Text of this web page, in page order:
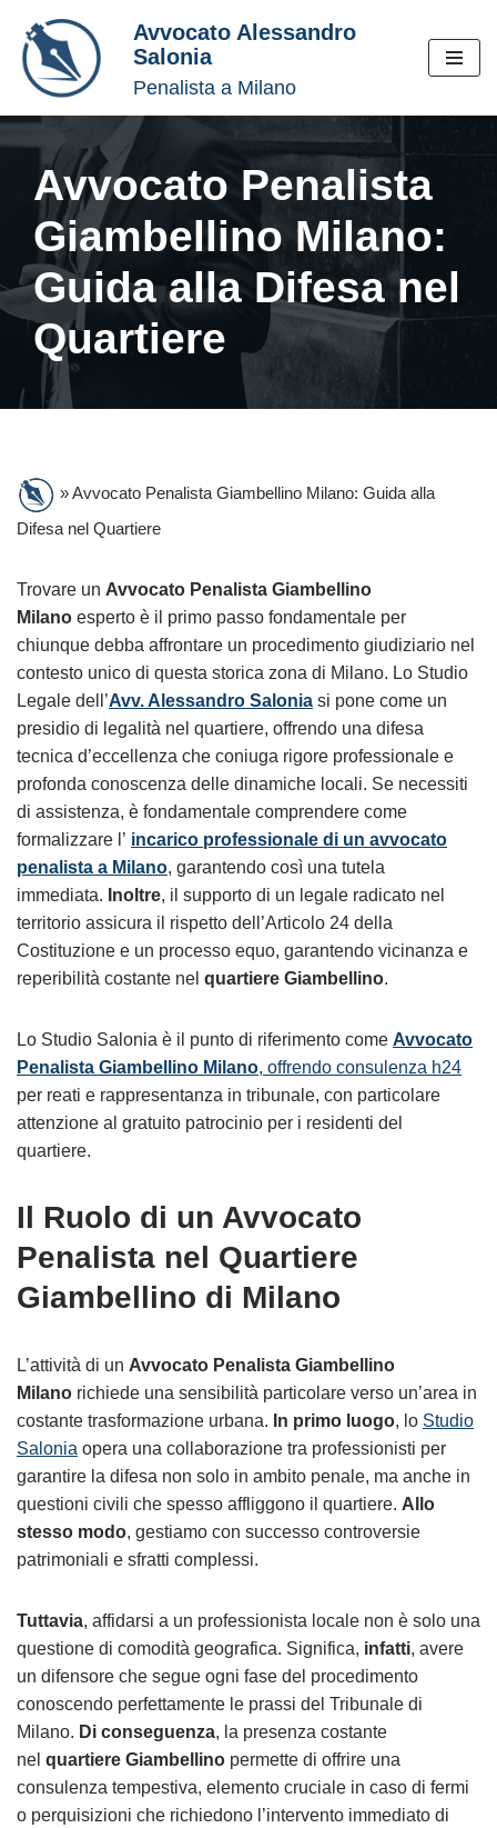
Vai
al
contenuto
Avvocato Alessandro
Salonia
Penalista a Milano
Avvocato Penalista
Giambellino Milano:
Guida alla Difesa nel
Quartiere
»Avvocato Penalista Giambellino Milano: Guida alla
Difesa nel Quartiere
Trovare un Avvocato Penalista Giambellino
Milano esperto è il primo passo fondamentale per
chiunque debba affrontare un procedimento giudiziario nel
contesto unico di questa storica zona di Milano. Lo Studio
Legale dell’Avv. Alessandro Salonia si pone come un
presidio di legalità nel quartiere, offrendo una difesa
tecnica d’eccellenza che coniuga rigore professionale e
profonda conoscenza delle dinamiche locali. Se necessiti
di assistenza, è fondamentale comprendere come
formalizzare l’ incarico professionale di un avvocato
penalista a Milano, garantendo così una tutela
immediata. Inoltre, il supporto di un legale radicato nel
territorio assicura il rispetto dell’Articolo 24 della
Costituzione e un processo equo, garantendo vicinanza e
reperibilità costante nel quartiere Giambellino.
Lo Studio Salonia è il punto di riferimento come Avvocato
Penalista Giambellino Milano, offrendo consulenza h24
per reati e rappresentanza in tribunale, con particolare
attenzione al gratuito patrocinio per i residenti del
quartiere.
Il Ruolo di un Avvocato
Penalista nel Quartiere
Giambellino di Milano
L’attività di un Avvocato Penalista Giambellino
Milano richiede una sensibilità particolare verso un’area in
costante trasformazione urbana. In primo luogo, lo Studio
Salonia opera una collaborazione tra professionisti per
garantire la difesa non solo in ambito penale, ma anche in
questioni civili che spesso affliggono il quartiere. Allo
stesso modo, gestiamo con successo controversie
patrimoniali e sfratti complessi.
Tuttavia, affidarsi a un professionista locale non è solo una
questione di comodità geografica. Significa, infatti, avere
un difensore che segue ogni fase del procedimento
conoscendo perfettamente le prassi del Tribunale di
Milano. Di conseguenza, la presenza costante
nel quartiere Giambellino permette di offrire una
consulenza tempestiva, elemento cruciale in caso di fermi
o perquisizioni che richiedono l’intervento immediato di